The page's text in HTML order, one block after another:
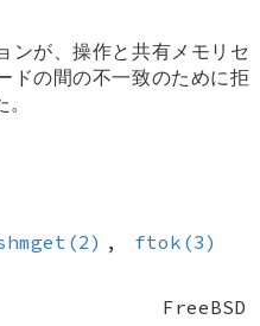
ンが、操作と共有メモリセ
ドの間の不一致のために拒
, ftok(3)
FreeBSD